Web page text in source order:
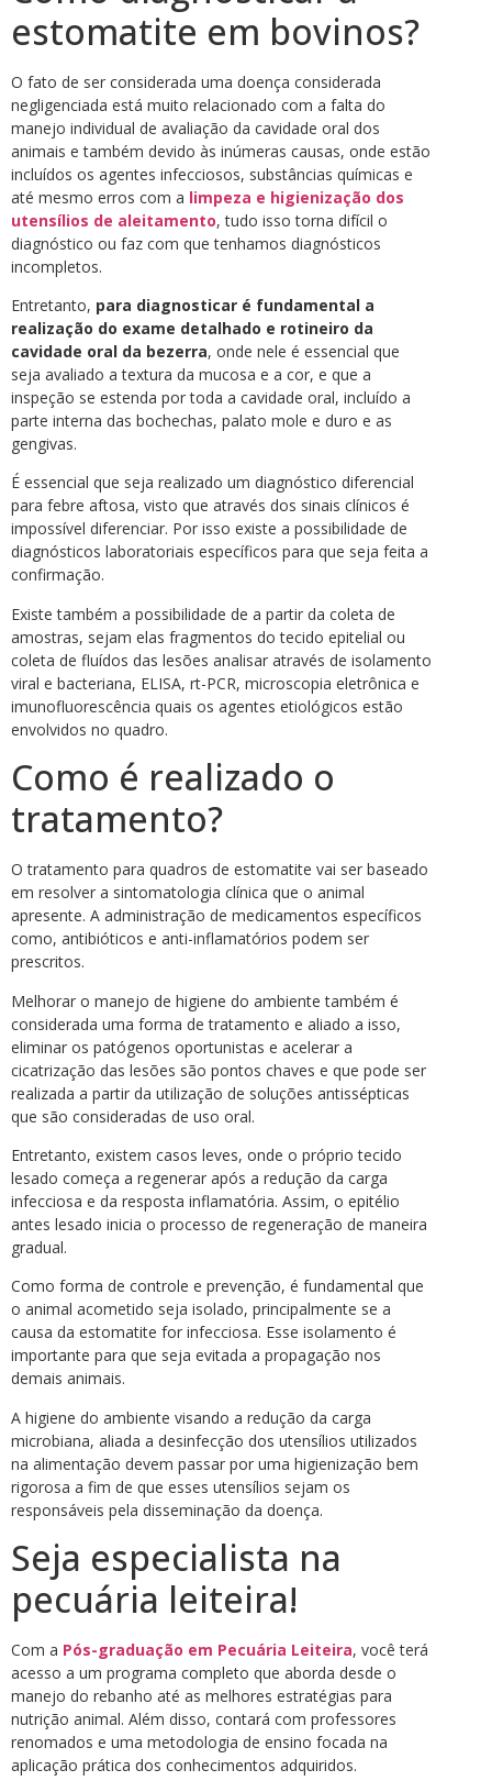
estomatite em bovinos?
O fato de ser considerada uma doença considerada
negligenciada está muito relacionado com a falta do
manejo individual de avaliação da cavidade oral dos
animais e também devido às inúmeras causas, onde estão
incluídos os agentes infecciosos, substâncias químicas e
até mesmo erros com a limpeza e higienização dos
utensílios de aleitamento, tudo isso torna difícil o
diagnóstico ou faz com que tenhamos diagnósticos
incompletos.
Entretanto, para diagnosticar é fundamental a
realização do exame detalhado e rotineiro da
cavidade oral da bezerra, onde nele é essencial que
seja avaliado a textura da mucosa e a cor, e que a
inspeção se estenda por toda a cavidade oral, incluído a
parte interna das bochechas, palato mole e duro e as
gengivas.
É essencial que seja realizado um diagnóstico diferencial
para febre aftosa, visto que através dos sinais clínicos é
impossível diferenciar. Por isso existe a possibilidade de
diagnósticos laboratoriais específicos para que seja feita a
confirmação.
Existe também a possibilidade de a partir da coleta de
amostras, sejam elas fragmentos do tecido epitelial ou
coleta de fluídos das lesões analisar através de isolamento
viral e bacteriana, ELISA, rt-PCR, microscopia eletrônica e
imunofluorescência quais os agentes etiológicos estão
envolvidos no quadro.
Como é realizado o
tratamento?
O tratamento para quadros de estomatite vai ser baseado
em resolver a sintomatologia clínica que o animal
apresente. A administração de medicamentos específicos
como, antibióticos e anti-inflamatórios podem ser
prescritos.
Melhorar o manejo de higiene do ambiente também é
considerada uma forma de tratamento e aliado a isso,
eliminar os patógenos oportunistas e acelerar a
cicatrização das lesões são pontos chaves e que pode ser
realizada a partir da utilização de soluções antissépticas
que são consideradas de uso oral.
Entretanto, existem casos leves, onde o próprio tecido
lesado começa a regenerar após a redução da carga
infecciosa e da resposta inflamatória. Assim, o epitélio
antes lesado inicia o processo de regeneração de maneira
gradual.
Como forma de controle e prevenção, é fundamental que
o animal acometido seja isolado, principalmente se a
causa da estomatite for infecciosa. Esse isolamento é
importante para que seja evitada a propagação nos
demais animais.
A higiene do ambiente visando a redução da carga
microbiana, aliada a desinfecção dos utensílios utilizados
na alimentação devem passar por uma higienização bem
rigorosa a fim de que esses utensílios sejam os
responsáveis pela disseminação da doença.
Seja especialista na
pecuária leiteira!
Com a Pós-graduação em Pecuária Leiteira, você terá
acesso a um programa completo que aborda desde o
manejo do rebanho até as melhores estratégias para
nutrição animal. Além disso, contará com professores
renomados e uma metodologia de ensino focada na
aplicação prática dos conhecimentos adquiridos.